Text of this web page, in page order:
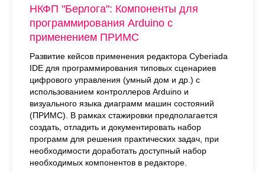
НКФП "Берлога": Компоненты для
программирования Arduino с
применением ПРИМС
Развитие кейсов применения редактора Cyberiada
IDE для программирования типовых сценариев
цифрового управления (умный дом и др.) с
использованием контроллеров Arduino и
визуального языка диаграмм машин состояний
(ПРИМС). В рамках стажировки предполагается
создать, отладить и документировать набор
программ для решения практических задач, при
необходимости доработать доступный набор
необходимых компонентов в редакторе.